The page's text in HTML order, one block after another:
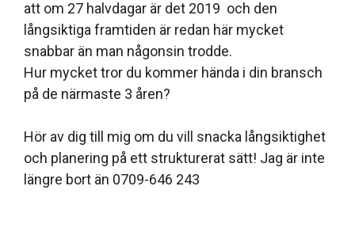
att om 27 halvdagar är det 2019 och den
långsiktiga framtiden är redan här mycket
snabbar än man någonsin trodde.
Hur mycket tror du kommer hända i din bransch
på de närmaste 3 åren?
Hör av dig till mig om du vill snacka långsiktighet
och planering på ett strukturerat sätt! Jag är inte
längre bort än 0709-646 243